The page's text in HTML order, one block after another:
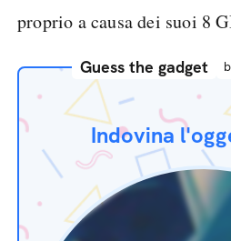
proprio a causa dei suoi 8
Guess the gadget
Indovina